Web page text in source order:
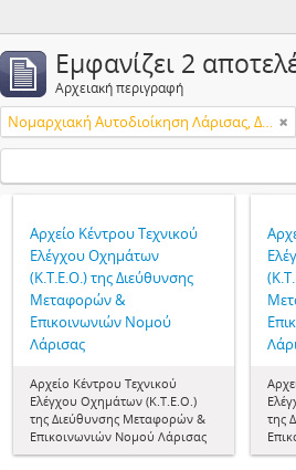
Εμφανίζει 2
Αρχειακή περιγραφή
Νομαρχιακή Αυτοδιοίκηση Λάρισας, Διεύθυνση Μεταφορών & Επικοινωνιών, Κέντρο Τεχνικού Ελέγχου Οχημάτων (Κ.Τ.Ε.Ο.)
Αρχείο Κέντρου Τεχνικού
Ελέγχου Οχημάτων
(Κ.Τ.Ε.Ο.) της Διεύθυνσης
Μεταφορών &
Επικοινωνιών Νομού
Λάρισας
Αρχείο Κέντρου Τεχνικού
Ελέγχου Οχημάτων (Κ.Τ.Ε.Ο.)
της Διεύθυνσης Μεταφορών &
Επικοινωνιών Νομού Λάρισας
της